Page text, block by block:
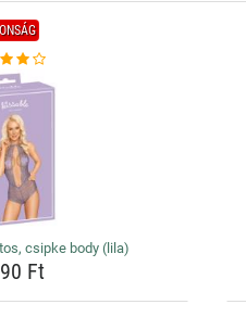
csipke body (lila)
Ft